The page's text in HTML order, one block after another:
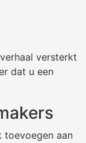
versterkt
dat u een
toevoegen aan